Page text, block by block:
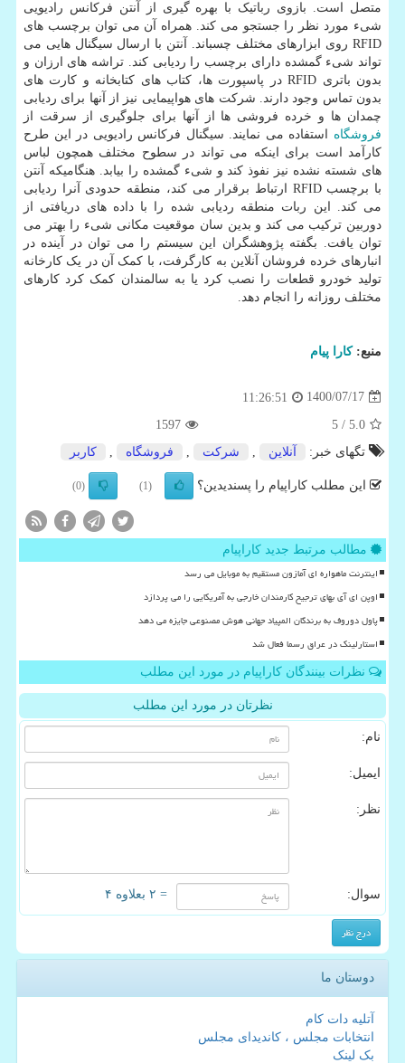
متصل است. بازوی رباتیک با بهره گیری از آنتن فرکانس رادیویی
شیء مورد نظر را جستجو می کند. همراه آن می توان برچسب های
RFID روی ابزارهای مختلف چسباند. آنتن با ارسال سیگنال هایی می
تواند شیء گمشده دارای برچسب را ردیابی کند. تراشه های ارزان و
بدون باتری RFID در پاسپورت ها، کتاب های کتابخانه و کارت های
بدون تماس وجود دارند. شرکت های هواپیمایی نیز از آنها برای ردیابی
چمدان ها و خرده فروشی ها از آنها برای جلوگیری از سرقت از
فروشگاه استفاده می نمایند. سیگنال فرکانس رادیویی در این طرح
کارآمد است برای اینکه می تواند در سطوح مختلف همچون لباس
های شسته نشده نیز نفوذ کند و شیء گمشده را بیابد. هنگامیکه آنتن
با برچسب RFID ارتباط برقرار می کند، منطقه حدودی آنرا ردیابی
می کند. این ربات منطقه ردیابی شده را با داده های دریافتی از
دوربین ترکیب می کند و بدین سان موقعیت مکانی شیء را بهتر می
توان یافت. بگفته پژوهشگران این سیستم را می توان در آینده در
انبارهای خرده فروشان آنلاین به کارگرفت، با کمک آن در یک کارخانه
تولید خودرو قطعات را نصب کرد یا به سالمندان کمک کرد کارهای
مختلف روزانه را انجام دهد.
منبع:كارا پیام
1400/07/17
11:26:51
5.0
/ 5
1597
تگهای خبر:
آنلاین شركت فروشگاه كاربر
این مطلب کاراپیام را پسندیدین؟ (1)
(0)
مطالب مرتبط جدید کاراپیام
اینترنت ماهواره ای آمازون مستقیم به موبایل می رسد
اوپن ای آی بهای ترجیح کارمندان خارجی به آمریکایی را می پردازد
پاول دوروف به برندگان المپیاد جهانی هوش مصنوعی جایزه می دهد
استارلینک در عراق رسما فعال شد
نظرات بینندگان کاراپیام در مورد این مطلب
نظرتان در مورد این مطلب
نام:
ایمیل:
نظر:
سوال: = ۲ بعلاوه ۴
دوستان ما
آتلیه دات کام
انتخابات مجلس ، کاندیدای مجلس
بک لینک